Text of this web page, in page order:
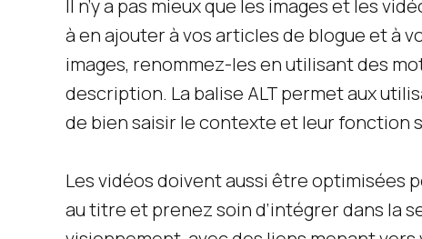
Il n’y a pas mieux que les images et les
à en ajouter à vos articles de blogue et à
images, renommez-les en utilisant des
description. La balise ALT permet aux
de bien saisir le contexte et leur fonction
Les vidéos doivent aussi être optimisées
au titre et prenez soin d’intégrer dans la